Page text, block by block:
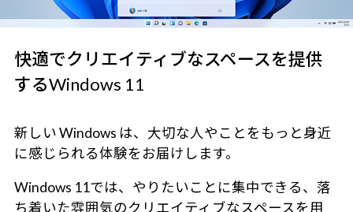
快適でクリエイティブなスペースを提供
するWindows 11
新しい Windows は、大切な人やことをもっと身近
に感じられる体験をお届けします。
Windows 11では、やりたいことに集中できる、落
ち着いた雰囲気のクリエイティブなスペースを用